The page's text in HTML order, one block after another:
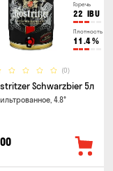
Горечь
22 IBU
Плотность
11.4%
(0)
Schwarzbier 5л
4.8°